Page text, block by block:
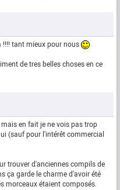
!!!! tant mieux pour nous
de tres belles choses en ce
en fait je ne vois pas trop
(sauf pour l'intérêt commercial
trouver d'anciennes compils de
ça garde le charme d'avoir été
morceaux étaient composés.